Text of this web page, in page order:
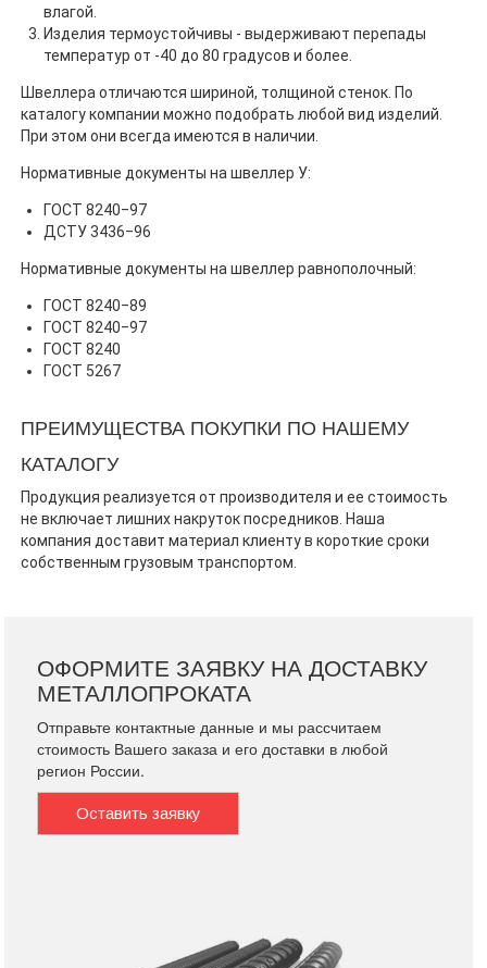
влагой.
Изделия термоустойчивы - выдерживают перепады
температур от -40 до 80 градусов и более.
Швеллера отличаются шириной, толщиной стенок. По
каталогу компании можно подобрать любой вид изделий.
При этом они всегда имеются в наличии.
Нормативные документы на швеллер У:
ГОСТ 8240‒97
ДСТУ 3436‒96
Нормативные документы на швеллер равнополочный:
ГОСТ 8240‒89
ГОСТ 8240‒97
ГОСТ 8240
ГОСТ 5267
ПРЕИМУЩЕСТВА ПОКУПКИ ПО НАШЕМУ
КАТАЛОГУ
Продукция реализуется от производителя и ее стоимость
не включает лишних накруток посредников. Наша
компания доставит материал клиенту в короткие сроки
собственным грузовым транспортом.
ОФОРМИТЕ ЗАЯВКУ НА ДОСТАВКУ
МЕТАЛЛОПРОКАТА
Отправьте контактные данные и мы рассчитаем
стоимость Вашего заказа и его доставки в любой
регион России.
Оставить заявку